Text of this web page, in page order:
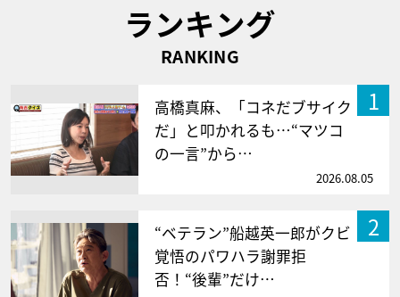
ランキング
RANKING
1
高橋真麻、「コネだブサイク
だ」と叩かれるも…“マツコ
の一言”から…
2026.08.05
2
“ベテラン”船越英一郎がクビ
覚悟のパワハラ謝罪拒
否！“後輩”だけ…